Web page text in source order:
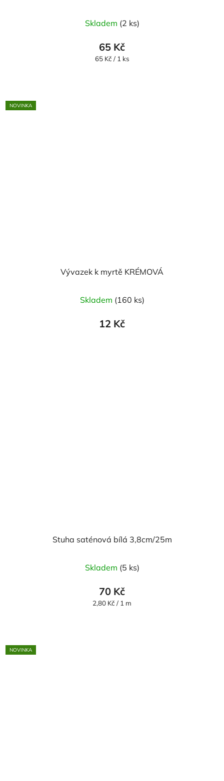
Skladem (2 ks)
65 Kč
Měrná
65 Kč / 1 ks
NOVINKA
Vývazek k myrtě KRÉMOVÁ
Skladem (160 ks)
12 Kč
Stuha saténová bílá 3,8cm/25m
Skladem (5 ks)
70 Kč
Měrná
2,80 Kč / 1 m
NOVINKA